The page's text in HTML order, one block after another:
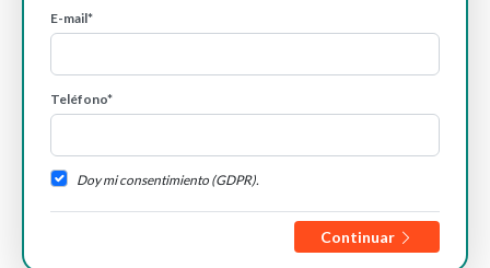
E-mail*
Teléfono*
Doy mi consentimiento (GDPR).
Continuar